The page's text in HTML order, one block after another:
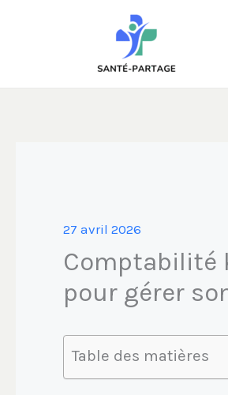
27 avril 2026
Comptabilité
pour gérer
Table des matières